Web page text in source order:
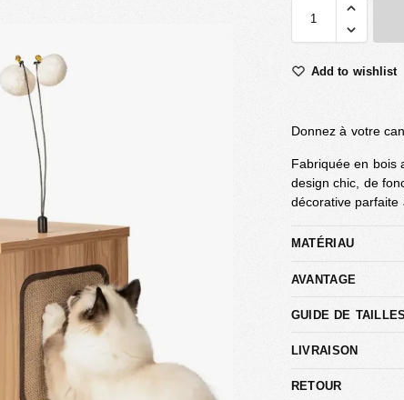
Add to wishlist
Donnez à votre
Fabriquée en bois
design chic, de
décorative parfaite
MATÉRIAU
AVANTAGE
GUIDE DE TAILLES
LIVRAISON
RETOUR